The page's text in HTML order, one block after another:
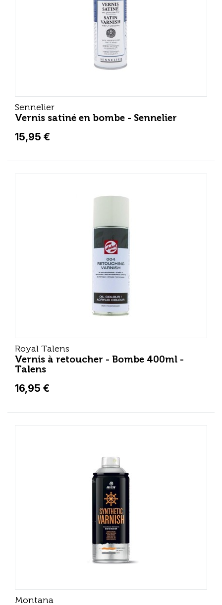
Sennelier
Vernis satiné en bombe - Sennelier
15,95 €
Royal Talens
Vernis à retoucher - Bombe 400ml -
Talens
16,95 €
Montana